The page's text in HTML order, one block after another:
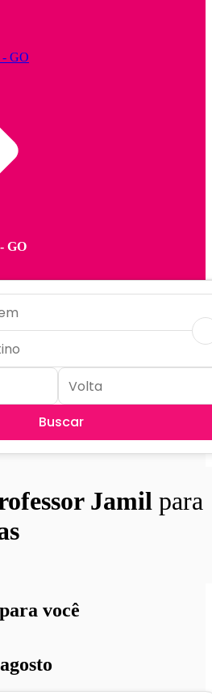
- GO
GO
Buscar
Jamil para
você